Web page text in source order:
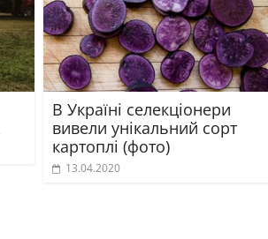
В Україні селекціонери
вивели унікальний сорт
картоплі (фото)
13.04.2020